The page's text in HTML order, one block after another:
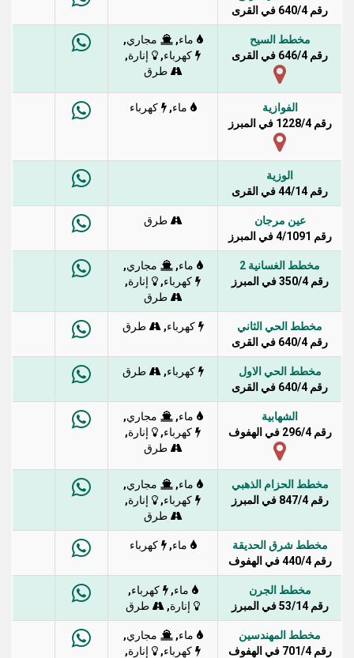
رقم 640/4 في القرى
مخطط السيح
رقم 646/4 في القرى
ماء, مجاري,
كهرباء, إنارة,
طرق
الفوازية
رقم 1228/4 في المبرز
ماء, كهرباء
الوزية
رقم 44/14 في القرى
عين مرجان
رقم 4/1091 في المبرز
طرق
مخطط الغسانية 2
رقم 350/4 في المبرز
ماء, مجاري,
كهرباء, إنارة,
طرق
مخطط الحي الثاني
رقم 640/4 في القرى
كهرباء, طرق
مخطط الحي الاول
رقم 640/4 في القرى
كهرباء, طرق
الشهابية
رقم 296/4 في الهفوف
ماء, مجاري,
كهرباء, إنارة,
طرق
مخطط الحزام الذهبي
رقم 847/4 في المبرز
ماء, مجاري,
كهرباء, إنارة,
طرق
مخطط شرق الحديقة
رقم 440/4 في الهفوف
ماء, كهرباء
مخطط الجرن
رقم 53/14 في المبرز
ماء, كهرباء,
إنارة, طرق
مخطط المهندسين
رقم 701/4 في الهفوف
ماء, مجاري,
كهرباء, إنارة,